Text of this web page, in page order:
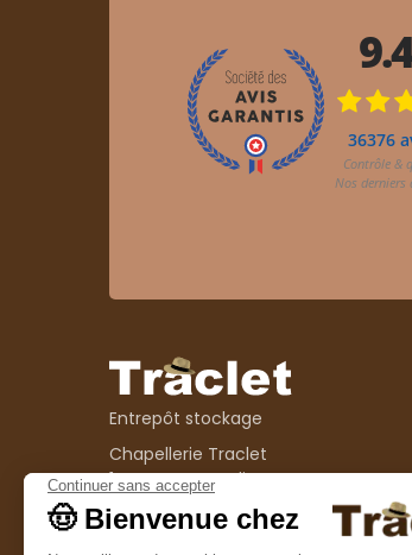
Entrepôt stockage
Chapellerie Traclet
14 Impasse Bardin
42300 Roanne
contact@chapellerie-traclet.com